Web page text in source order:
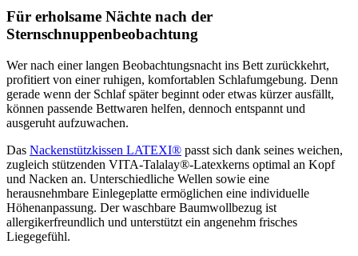
Für erholsame Nächte nach der
Sternschnuppenbeobachtung
Wer nach einer langen Beobachtungsnacht ins Bett zurückkehrt,
profitiert von einer ruhigen, komfortablen Schlafumgebung. Denn
gerade wenn der Schlaf später beginnt oder etwas kürzer ausfällt,
können passende Bettwaren helfen, dennoch entspannt und
ausgeruht aufzuwachen.
Das Nackenstützkissen LATEXI® passt sich dank seines weichen,
zugleich stützenden VITA-Talalay®-Latexkerns optimal an Kopf
und Nacken an. Unterschiedliche Wellen sowie eine
herausnehmbare Einlegeplatte ermöglichen eine individuelle
Höhenanpassung. Der waschbare Baumwollbezug ist
allergikerfreundlich und unterstützt ein angenehm frisches
Liegegefühl.